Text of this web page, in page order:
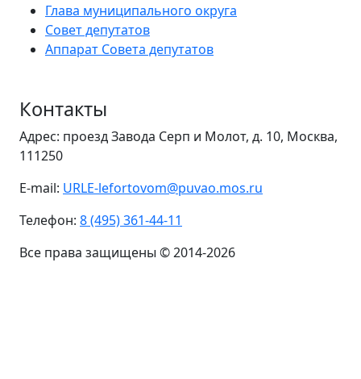
Глава муниципального округа
Совет депутатов
Аппарат Совета депутатов
Контакты
Адрес: проезд Завода Серп и Молот, д. 10, Москва,
111250
E-mail: URLE-lefortovom@puvao.mos.ru
Телефон: 8 (495) 361-44-11
Все права защищены © 2014-2026